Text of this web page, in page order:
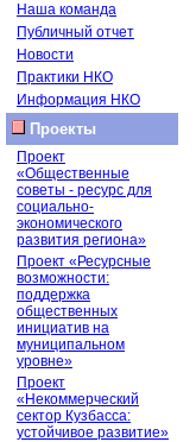
Наша команда
Публичный отчет
Новости
Практики НКО
Информация НКО
Проекты
Проект
«Общественные
советы - ресурс для
социально-
экономического
развития региона»
Проект «Ресурсные
возможности:
поддержка
общественных
инициатив на
муниципальном
уровне»
Проект
«Некоммерческий
сектор Кузбасса:
устойчивое развитие»